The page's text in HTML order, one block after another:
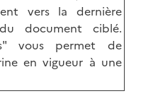
vers la dernière
document ciblé.
vous permet de
en vigueur à une